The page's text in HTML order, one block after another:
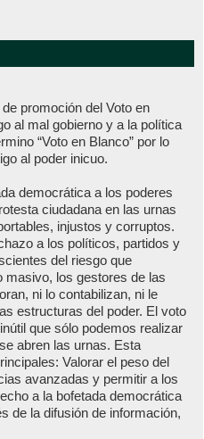
promoción del Voto en
al mal gobierno y a la política
“Voto en Blanco” por lo
al poder inicuo.
democrática a los poderes
ciudadana en las urnas
injustos y corruptos.
a los políticos, partidos y
del riesgo que
masivo, los gestores de las
ni lo contabilizan, ni le
estructuras del poder. El voto
que sólo podemos realizar
abren las urnas. Esta
Valorar el peso del
avanzadas y permitir a los
a la bofetada democrática
de la difusión de información,